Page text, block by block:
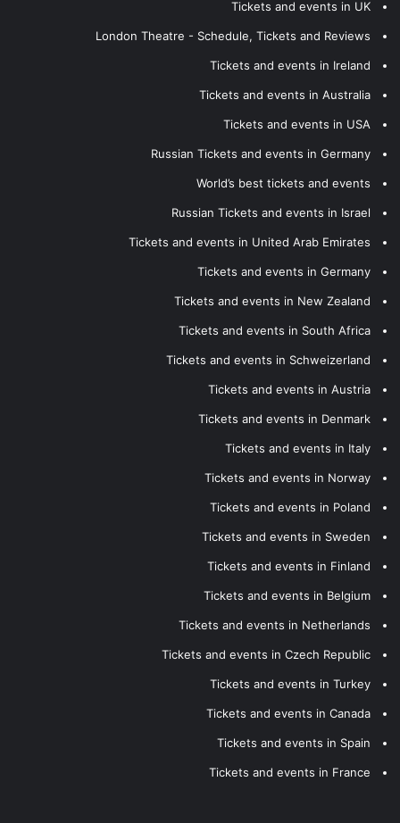
Tickets and events in UK
London Theatre - Schedule, Tickets and Reviews
Tickets and events in Ireland
Tickets and events in Australia
Tickets and events in USA
Russian Tickets and events in Germany
World’s best tickets and events
Russian Tickets and events in Israel
Tickets and events in United Arab Emirates
Tickets and events in Germany
Tickets and events in New Zealand
Tickets and events in South Africa
Tickets and events in Schweizerland
Tickets and events in Austria
Tickets and events in Denmark
Tickets and events in Italy
Tickets and events in Norway
Tickets and events in Poland
Tickets and events in Sweden
Tickets and events in Finland
Tickets and events in Belgium
Tickets and events in Netherlands
Tickets and events in Czech Republic
Tickets and events in Turkey
Tickets and events in Canada
Tickets and events in Spain
Tickets and events in France